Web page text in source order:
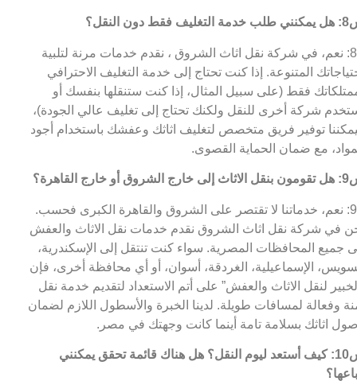
فقط دون النقل؟
ج8: نعم، في شركة نقل اثاث الشروق ، نقدم خدمات مرنة لتلبية
المتنوعة. إذا كنت تحتاج إلى خدمة التغليف الاحترافي
فقط (على سبيل المثال، إذا كنت ستنقلها بنفسك أو
شركة أخرى للنقل ولكنك تحتاج إلى تغليف عالي الجودة)،
توفير فريق متخصص لتغليف اثاثك وعفشك باستخدام أجود
مع ضمان الحماية القصوى.
أو خارج القاهرة؟
ج9: نعم، خدماتنا لا تقتصر على الشروق والقاهرة الكبرى فحسب.
في شركة نقل اثاث الشروق نقدم خدمات نقل الاثاث والعفش
جميع المحافظات المصرية. سواء كنت تنتقل إلى الإسكندرية،
الإسماعيلية، الغردقة، أسوان، أو أي محافظة أخرى، فإن
لنقل الاثاث والعفش” على أتم الاستعداد لتقديم خدمة نقل
وفعالة لمسافات طويلة. لدينا الخبرة والأسطول اللازم لضمان
اثاثك بسلامة تامة أينما كانت وجهتك في مصر.
س10: كيف أستعد ليوم النقل؟ هل هناك قائمة تحقق يمكنني